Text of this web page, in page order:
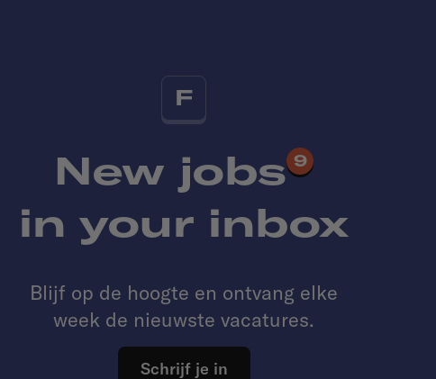
F
New jobs 9
in your inbox
Blijf op de hoogte en ontvang elke
week de nieuwste vacatures.
Schrijf je in